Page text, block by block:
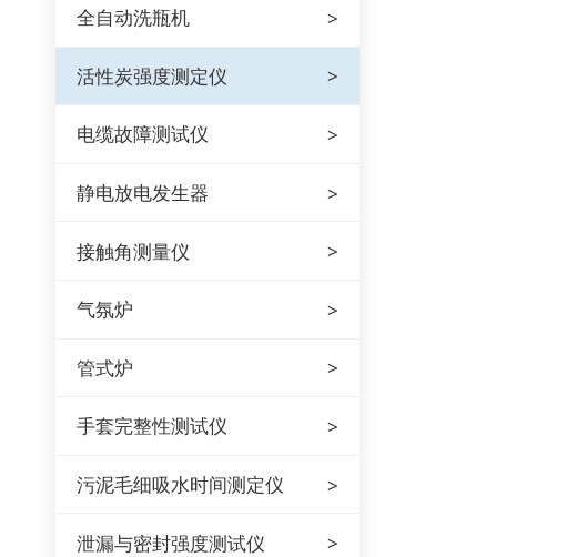
全自动洗瓶机
活性炭强度测定仪
电缆故障测试仪
静电放电发生器
接触角测量仪
气氛炉
管式炉
手套完整性测试仪
污泥毛细吸水时间测定仪
泄漏与密封强度测试仪